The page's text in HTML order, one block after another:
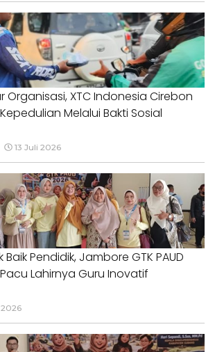
Organisasi, XTC Indonesia Cirebon
Melalui Bakti Sosial
13 Juli 2026
Pendidik, Jambore GTK PAUD
Lahirnya Guru Inovatif